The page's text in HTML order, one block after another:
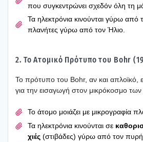
που συγκε­ντρώ­νει σχε­δόν όλη τη
Τα ηλε­κτρό­νια κινού­νται γύρω
πλα­νή­τες γύρω από τον Ήλιο.
2. Το Ατο­μι­κό Πρό­τυ­πο του Bohr
Το πρό­τυ­πο του Bohr, αν και απλοϊ­κό,
για την εισα­γω­γή στον μικρό­κο­σμο
Το άτο­μο μοιά­ζει με μικρο­γρα­φία
Τα ηλε­κτρό­νια κινού­νται σε
χιές (στι­βά­δες) γύρω από τον